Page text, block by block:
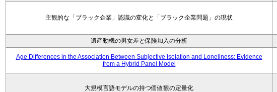
主観的な「ブラック企業」認識の変化と「ブラック企業問題」の現状
遺産動機の男女差と保険加入の分析
Age Differences in the Association Between Subjective Isolation and Loneliness: Evidence
from a Hybrid Panel Model
大規模言語モデルの持つ価値観の定量化